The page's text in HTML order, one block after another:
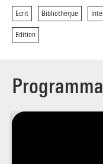
Ecrit Bibliothèque
Edition